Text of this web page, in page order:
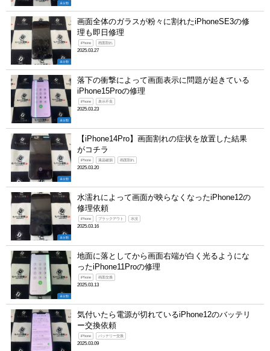
未分類
未分類
画面全体のガラスが粉々に割れたiPhoneSE3の修
理も即日修理
iPhone 画面割れ
2025.03.27
未分類
落下の衝撃によって画面表示に問題が起きている
iPhone15Proの修理
iPhone 表示不良
2025.03.23
未分類
【iPhone14Pro】画面割れの症状を放置した結果
がコチラ
iPhone 液晶破損 画面割れ
2025.03.20
未分類
水濡れによって画面が映らなくなったiPhone12の
修理依頼
iPhone ブラックアウト 水没
2025.03.16
未分類
地面に落としてから画面右端が白く光るようにな
ったiPhone11Proの修理
iPhone 画面交換
2025.03.13
気付いたら電源が切れているiPhone12のバッテリ
ー交換依頼
iPhone バッテリー交換
2025.03.09